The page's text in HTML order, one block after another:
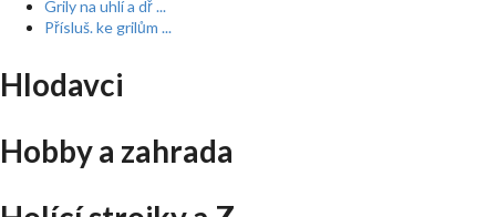
Grily na uhlí a dř ...
Přísluš. ke grilům ...
Hlodavci
Hobby a zahrada